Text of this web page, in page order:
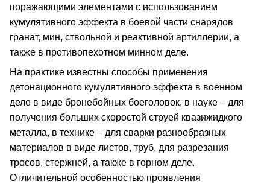
поражающими элементами с использованием
кумулятивного эффекта в боевой части снарядов
гранат, мин, ствольной и реактивной артиллерии, а
также в противопехотном минном деле.
На практике известны способы применения
детонационного кумулятивного эффекта в военном
деле в виде бронебойных боеголовок, в науке – для
получения больших скоростей струей квазижидкого
металла, в технике – для сварки разнообразных
материалов в виде листов, труб, для разрезания
тросов, стержней, а также в горном деле.
Отличительной особенностью проявления